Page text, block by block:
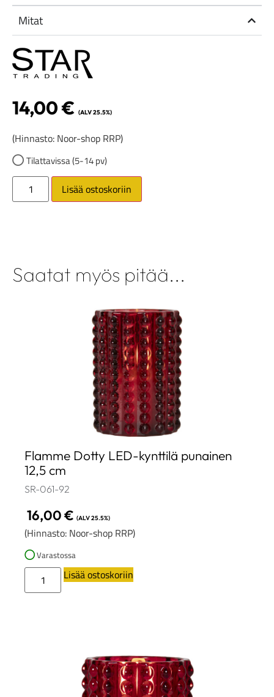
Mitat
14,00€ (ALV 25.5%)
(Hinnasto: Noor-shop RRP)
Tilattavissa (5-14 pv)
Lisää ostoskoriin
Saatat myös pitää...
Flamme Dotty LED-kynttilä punainen
12,5 cm
SR-061-92
16,00€ (ALV 25.5%)
(Hinnasto: Noor-shop RRP)
Varastossa
Lisää ostoskoriin